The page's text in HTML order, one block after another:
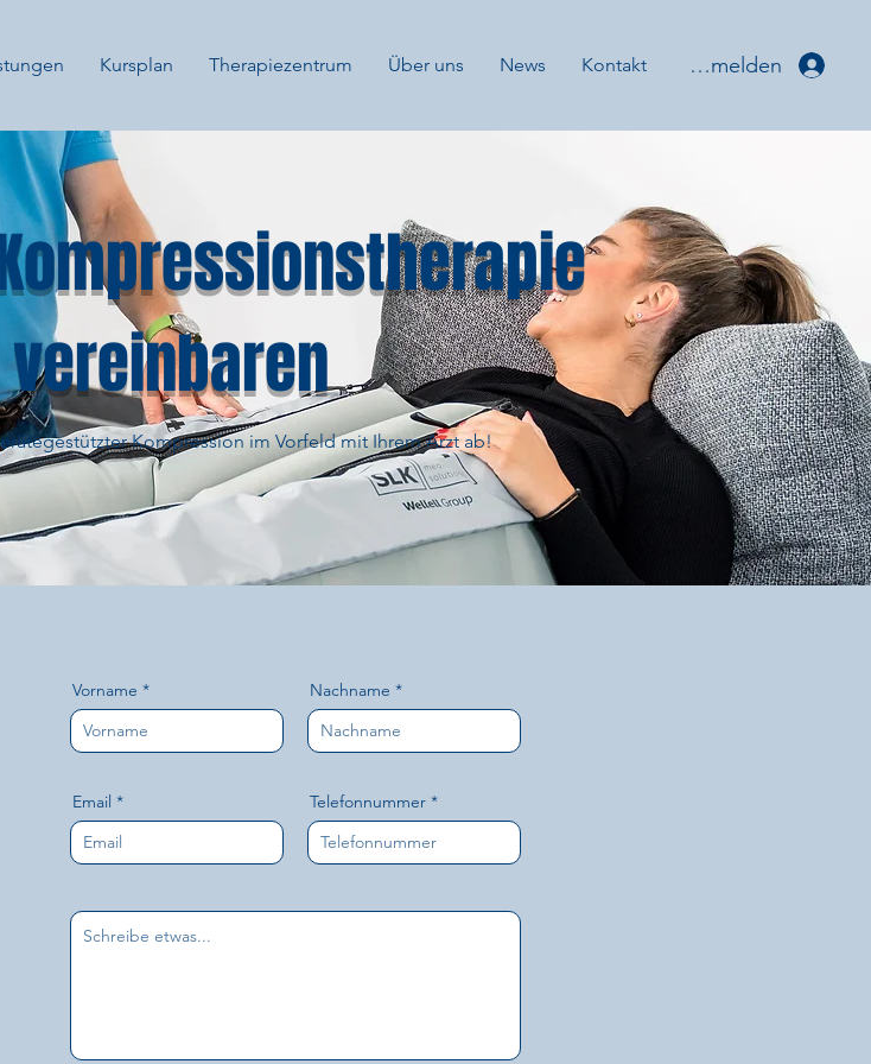
Kursplan Therapiezentrum Über uns News Kontakt Anmelden
Kompression im Vorfeld mit Ihrem Arzt ab!
Vorname Nachname
Email Telefonnummer